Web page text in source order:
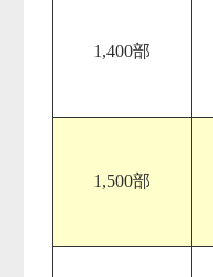
1,400部
1,500部